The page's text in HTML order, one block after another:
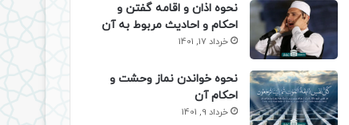
نحوه اذان و اقامه گفتن و
احکام و احادیث مربوط به آن
خرداد 17, 1401
نحوه خواندن نماز وحشت و
احکام آن
خرداد 9, 1401